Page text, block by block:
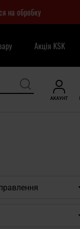
на обробку
Акція KSK
АКАУНТ